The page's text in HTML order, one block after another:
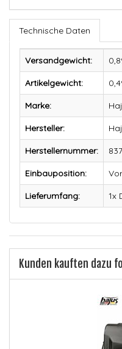
Technische Daten
Versandgewicht:
Artikelgewicht:
Marke:
Hersteller:
Herstellernummer:
Einbauposition:
Lieferumfang: 1x
Kunden kauften dazu